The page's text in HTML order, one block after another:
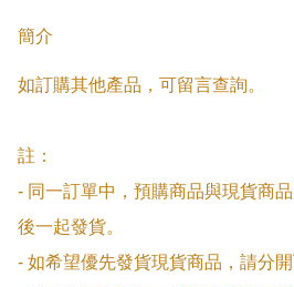
簡介
如訂購其他產品，可留言查詢。
註：
- 同一訂單中，預購商品與現貨商
後一起發貨。
- 如希望優先發貨現貨商品，請分開